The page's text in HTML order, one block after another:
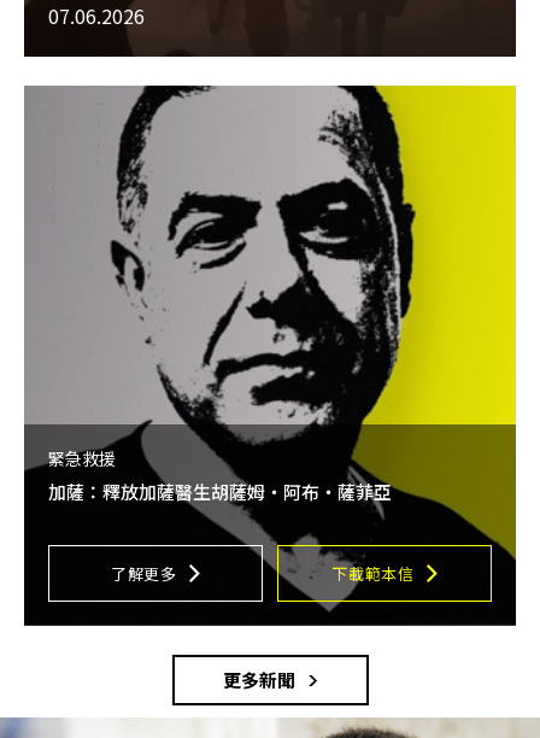
07.06.2026
緊急救援
加薩：釋放加薩醫生胡薩姆・阿布・薩菲亞
了解更多 下載範本信
更多新聞